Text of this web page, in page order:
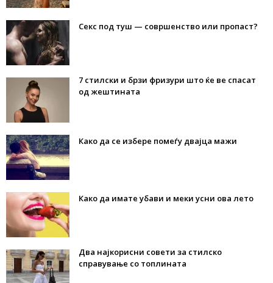
Секс под туш — совршенство или пропаст?
7 стилски и брзи фризури што ќе ве спасат
од жештината
Како да се избере помеѓу двајца мажи
Како да имате убави и меки усни ова лето
Два најкорисни совети за стилско
справување со топлината